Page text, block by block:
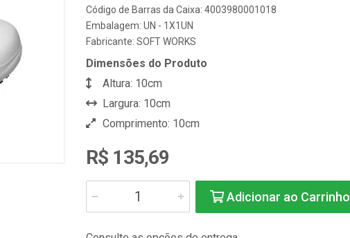
Código de Barras da Caixa: 4003980001018
Embalagem: UN - 1X1UN
Fabricante: SOFT WORKS
Dimensões do Produto
Altura: 10cm
Largura: 10cm
Comprimento: 10cm
R$ 135,69
Adicionar ao Carrinho